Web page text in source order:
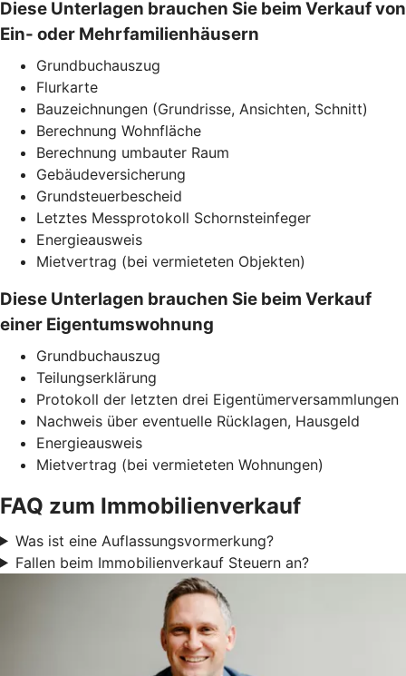
Diese Unterlagen brauchen Sie beim Verkauf von
Ein- oder Mehrfamilienhäusern
Grundbuchauszug
Flurkarte
Bauzeichnungen (Grundrisse, Ansichten, Schnitt)
Berechnung Wohnfläche
Berechnung umbauter Raum
Gebäudeversicherung
Grundsteuerbescheid
Letztes Messprotokoll Schornsteinfeger
Energieausweis
Mietvertrag (bei vermieteten Objekten)
Diese Unterlagen brauchen Sie beim Verkauf
einer Eigentumswohnung
Grundbuchauszug
Teilungserklärung
Protokoll der letzten drei Eigentümerversammlungen
Nachweis über eventuelle Rücklagen, Hausgeld
Energieausweis
Mietvertrag (bei vermieteten Wohnungen)
FAQ zum Immobilienverkauf
Was ist eine Auflassungsvormerkung?
Fallen beim Immobilienverkauf Steuern an?